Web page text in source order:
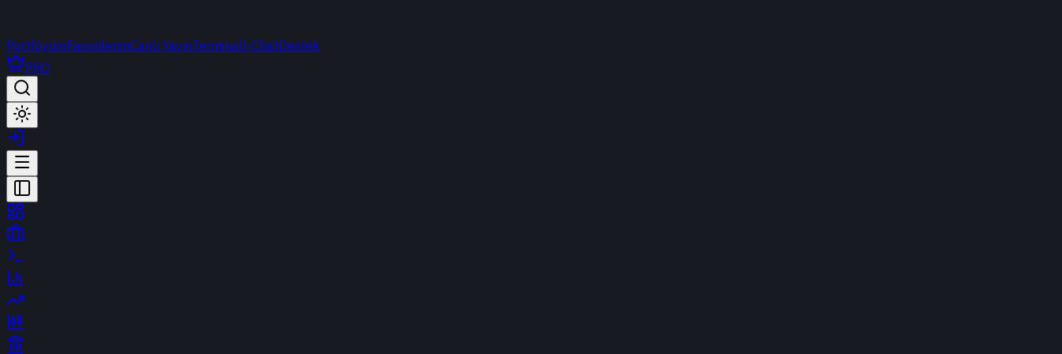
PortföyümFavorilerimCanlı YayınTerminalt-ChatDestek
PRO